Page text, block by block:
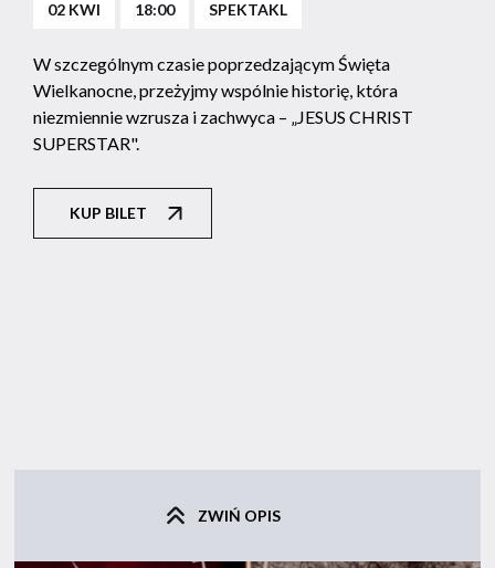
02 KWI 18:00 SPEKTAKL
W szczególnym czasie poprzedzającym Święta
Wielkanocne, przeżyjmy wspólnie historię, która
niezmiennie wzrusza i zachwyca – „JESUS CHRIST
SUPERSTAR".
KUP BILET
ZWIŃ OPIS